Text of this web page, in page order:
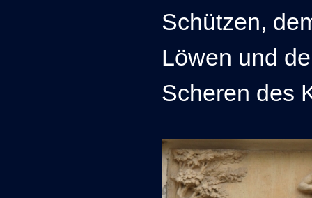
Schützen,
Löwen und
Scheren des